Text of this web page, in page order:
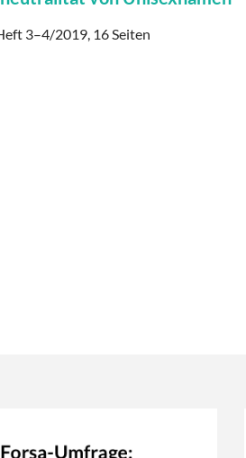
3–4/2019, 16 Seiten